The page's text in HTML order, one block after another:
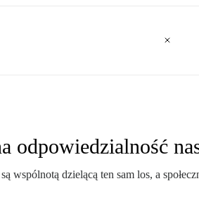
odpowiedzialność
wspólnotą dzielącą ten sam los, a